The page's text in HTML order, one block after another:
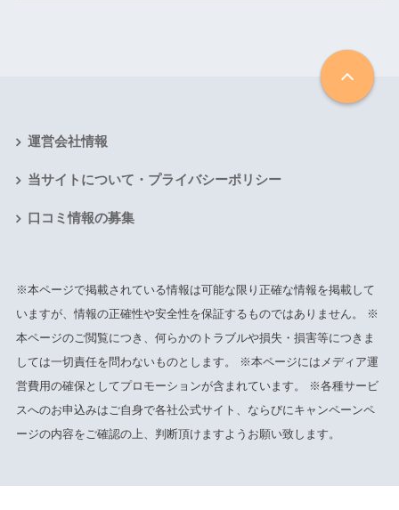
運営会社情報
当サイトについて・プライバシーポリシー
口コミ情報の募集
※本ページで掲載されている情報は可能な限り正確な情報を掲載して
いますが、情報の正確性や安全性を保証するものではありません。 ※
本ページのご閲覧につき、何らかのトラブルや損失・損害等につきま
しては一切責任を問わないものとします。 ※本ページにはメディア運
営費用の確保としてプロモーションが含まれています。 ※各種サービ
スへのお申込みはご自身で各社公式サイト、ならびにキャンペーンペ
ージの内容をご確認の上、判断頂けますようお願い致します。